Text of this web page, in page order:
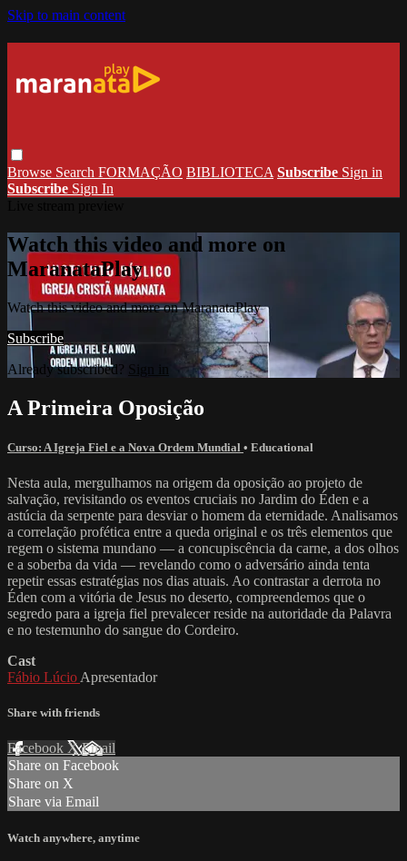
Skip to main content
Browse Search FORMAÇÃO BIBLIOTECA Subscribe Sign in
Subscribe Sign In
Watch this video and more on
MaranataPlay
Watch this video and more on MaranataPlay
Subscribe
Already subscribed? Sign in
A Primeira Oposição
Curso: A Igreja Fiel e a Nova Ordem Mundial • Educational
Nesta aula, mergulhamos na origem da oposição ao projeto de
salvação, revisitando os eventos cruciais no Jardim do Éden e a
astúcia da serpente para desviar o homem da eternidade. Analisamos
a correlação profética entre a queda original e os três elementos que
regem o sistema mundano — a concupiscência da carne, a dos olhos
e a soberba da vida — revelando como o adversário ainda tenta
repetir essas estratégias nos dias atuais. Ao contrastar a derrota no
Éden com a vitória de Jesus no deserto, compreendemos que o
segredo para a igreja fiel prevalecer reside na autoridade da Palavra
e no testemunho do sangue do Cordeiro.
Cast
Fábio Lúcio Apresentador
Share with friends
Facebook XEmail
Share on Facebook
Share on X
Share via Email
Watch anywhere, anytime